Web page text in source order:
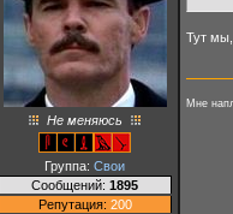
Не меняюсь
Группа: Свои
Сообщений: 1895
Репутация: 200
Тут
Мне